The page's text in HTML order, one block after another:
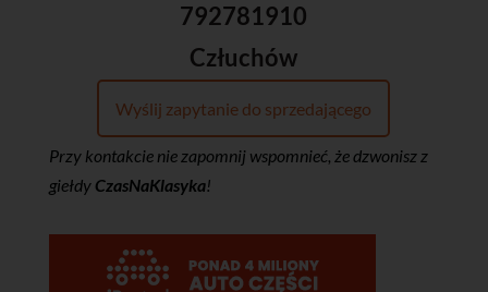
792781910
Człuchów
Wyślij zapytanie do sprzedającego
Przy kontakcie nie zapomnij wspomnieć, że dzwonisz z
giełdy CzasNaKlasyka!